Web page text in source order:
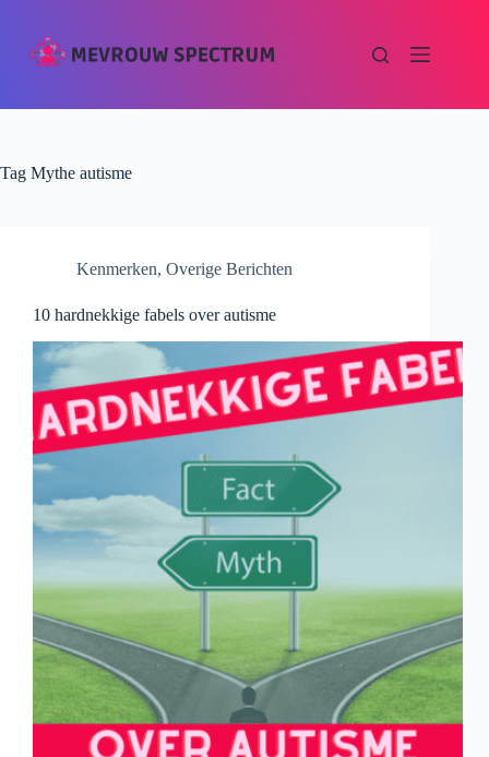
Tag Mythe autisme
Kenmerken, Overige Berichten
10 hardnekkige fabels over autisme